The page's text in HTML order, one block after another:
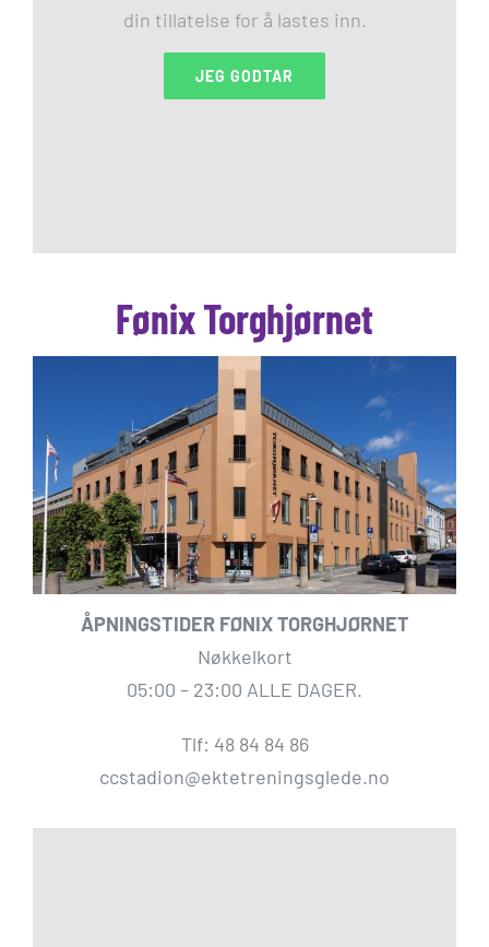
din tillatelse for å lastes inn.
JEG GODTAR
Fønix Torghjørnet
ÅPNINGSTIDER FØNIX TORGHJØRNET
Nøkkelkort
05:00 – 23:00 ALLE DAGER.
Tlf: 48 84 84 86
ccstadion@ektetreningsglede.no